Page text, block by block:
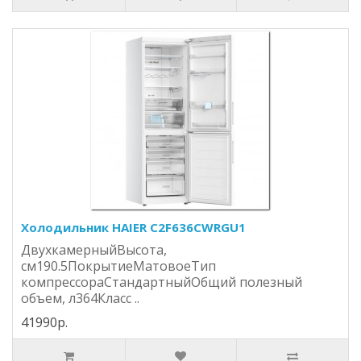
Холодильник HAIER C2F636CWRGU1
ДвухкамерныйВысота,
см190.5ПокрытиеМатовоеТип
компрессораСтандартныйОбщий полезный
объем, л364Класс ..
41990р.